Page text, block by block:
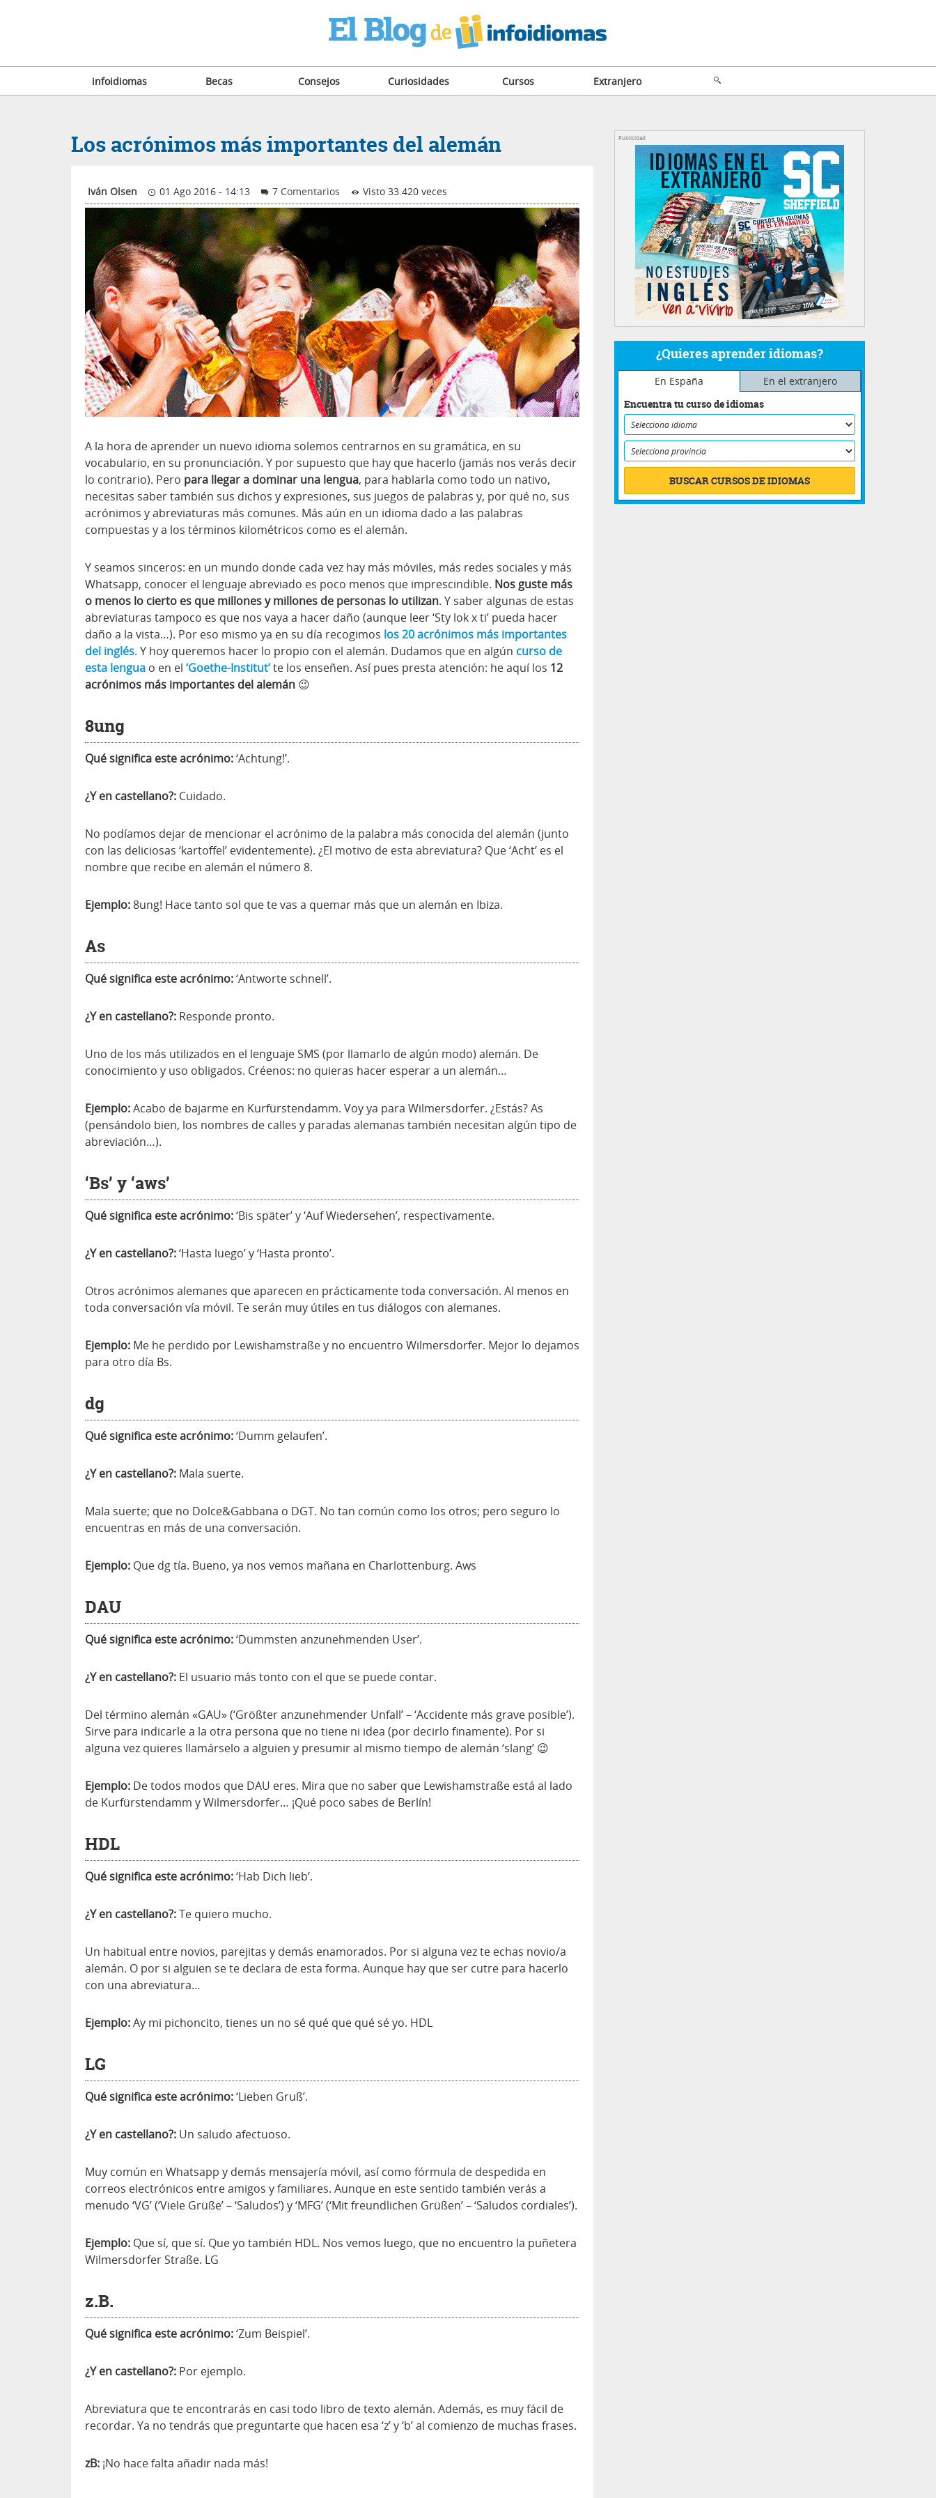
infoidiomas Becas Consejos Curiosidades Cursos Extranjero
Los acrónimos más importantes del alemán
Iván Olsen 01 Ago 2016 - 14:13 7 Comentarios Visto 33.420 veces
A la hora de aprender un nuevo idioma solemos centrarnos en su gramática, en su
vocabulario, en su pronunciación. Y por supuesto que hay que hacerlo (jamás nos verás decir
lo contrario). Pero para llegar a dominar una lengua, para hablarla como todo un nativo,
necesitas saber también sus dichos y expresiones, sus juegos de palabras y, por qué no, sus
acrónimos y abreviaturas más comunes. Más aún en un idioma dado a las palabras
compuestas y a los términos kilométricos como es el alemán.
Y seamos sinceros: en un mundo donde cada vez hay más móviles, más redes sociales y más
Whatsapp, conocer el lenguaje abreviado es poco menos que imprescindible. Nos guste más
o menos lo cierto es que millones y millones de personas lo utilizan. Y saber algunas de estas
abreviaturas tampoco es que nos vaya a hacer daño (aunque leer ‘Sty lok x ti’ pueda hacer
daño a la vista…). Por eso mismo ya en su día recogimos los 20 acrónimos más importantes
del inglés. Y hoy queremos hacer lo propio con el alemán. Dudamos que en algún curso de
esta lengua o en el ‘Goethe-Institut’te los enseñen. Así pues presta atención: he aquí los 12
acrónimos más importantes del alemán 😉
8ung
Qué significa este acrónimo:‘Achtung!’.
¿Y en castellano?: Cuidado.
No podíamos dejar de mencionar el acrónimo de la palabra más conocida del alemán (junto
con las deliciosas ‘kartoffel’ evidentemente). ¿El motivo de esta abreviatura? Que ‘Acht’ es el
nombre que recibe en alemán el número 8.
Ejemplo:8ung! Hace tanto sol que te vas a quemar más que un alemán en Ibiza.
As
Qué significa este acrónimo:‘Antworte schnell’.
¿Y en castellano?: Responde pronto.
Uno de los más utilizados en el lenguaje SMS (por llamarlo de algún modo) alemán. De
conocimiento y uso obligados. Créenos: no quieras hacer esperar a un alemán…
Ejemplo:Acabo de bajarme en Kurfürstendamm. Voy ya para Wilmersdorfer. ¿Estás? As
(pensándolo bien, los nombres de calles y paradas alemanas también necesitan algún tipo de
abreviación…).
‘Bs’ y ‘aws’
Qué significa este acrónimo:‘Bis später’ y ‘Auf Wiedersehen’, respectivamente.
¿Y en castellano?:‘Hasta luego’ y ‘Hasta pronto’.
Otros acrónimos alemanes que aparecen en prácticamente toda conversación. Al menos en
toda conversación vía móvil. Te serán muy útiles en tus diálogos con alemanes.
Ejemplo: Me he perdido por Lewishamstraße y no encuentro Wilmersdorfer. Mejor lo dejamos
para otro día Bs.
dg
Qué significa este acrónimo:‘Dumm gelaufen’.
¿Y en castellano?: Mala suerte.
Mala suerte; que no Dolce&Gabbana o DGT. No tan común como los otros; pero seguro lo
encuentras en más de una conversación.
Ejemplo: Que dg tía. Bueno, ya nos vemos mañana en Charlottenburg. Aws
DAU
Qué significa este acrónimo:‘Dümmsten anzunehmenden User’.
¿Y en castellano?: El usuario más tonto con el que se puede contar.
Del término alemán «GAU» (‘Größter anzunehmender Unfall’ – ‘Accidente más grave posible’).
Sirve para indicarle a la otra persona que no tiene ni idea (por decirlo finamente). Por si
alguna vez quieres llamárselo a alguien y presumir al mismo tiempo de alemán ‘slang’ 😉
Ejemplo: De todos modos que DAU eres. Mira que no saber que Lewishamstraße está al lado
de Kurfürstendamm y Wilmersdorfer… ¡Qué poco sabes de Berlín!
HDL
Qué significa este acrónimo:‘Hab Dich lieb’.
¿Y en castellano?:Te quiero mucho.
Un habitual entre novios, parejitas y demás enamorados. Por si alguna vez te echas novio/a
alemán. O por si alguien se te declara de esta forma. Aunque hay que ser cutre para hacerlo
con una abreviatura…
Ejemplo:Ay mi pichoncito, tienes un no sé qué que qué sé yo. HDL
LG
Qué significa este acrónimo:‘Lieben Gruß’.
¿Y en castellano?: Un saludo afectuoso.
Muy común en Whatsapp y demás mensajería móvil, así como fórmula de despedida en
correos electrónicos entre amigos y familiares. Aunque en este sentido también verás a
menudo ‘VG’ (‘Viele Grüße’ – ‘Saludos’) y ‘MFG’ (‘Mit freundlichen Grüßen’ – ‘Saludos cordiales’).
Ejemplo: Que sí, que sí. Que yo también HDL. Nos vemos luego, que no encuentro la puñetera
Wilmersdorfer Straße. LG
z.B.
Qué significa este acrónimo:‘Zum Beispiel’.
¿Y en castellano?: Por ejemplo.
Abreviatura que te encontrarás en casi todo libro de texto alemán. Además, es muy fácil de
recordar. Ya no tendrás que preguntarte que hacen esa ‘z’ y ‘b’ al comienzo de muchas frases.
zB: ¡No hace falta añadir nada más!
Publicidad
¿Quieres aprender idiomas?
En España
En el extranjero
Encuentra tu curso de idiomas
BUSCAR CURSOS DE IDIOMAS